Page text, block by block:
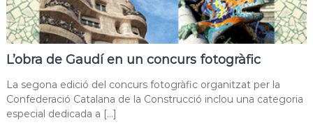
L’obra de Gaudí en un concurs fotogràfic
La segona edició del concurs fotogràfic organitzat per la
Confederació Catalana de la Construcció inclou una categoria
especial dedicada a […]